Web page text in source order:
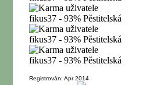
Registrován: Apr 2014